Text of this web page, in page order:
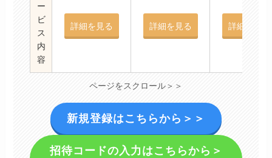
ー
ビ
ス
内
容
詳細を見る 詳細を見る 詳細を見る
ページをスクロール＞＞
新規登録はこちらから＞＞
招待コードの入力はこちらから＞